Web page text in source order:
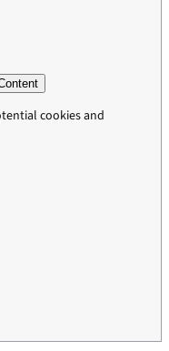
cookies and